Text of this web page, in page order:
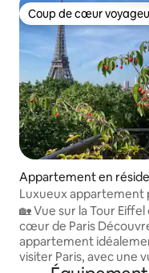
Coup de cœur
Coup de cœur
Appartement en
⋅ Paris
Luxueux appartement
Tour Eiffel
🏡 Vue sur la Tour
cœur de Paris Découvrez un
appartement
visiter Paris, avec une